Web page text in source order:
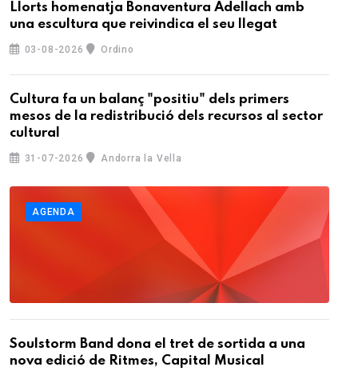
Llorts homenatja Bonaventura Adellach amb
una escultura que reivindica el seu llegat
03-08-2026 Ordino
Cultura fa un balanç "positiu" dels primers
mesos de la redistribució dels recursos al sector
cultural
31-07-2026 Andorra la Vella
AGENDA
Soulstorm Band dona el tret de sortida a una
nova edició de Ritmes, Capital Musical